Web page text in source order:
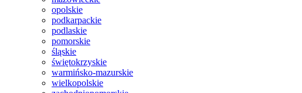
opolskie
podkarpackie
podlaskie
pomorskie
śląskie
świętokrzyskie
warmińsko-mazurskie
wielkopolskie